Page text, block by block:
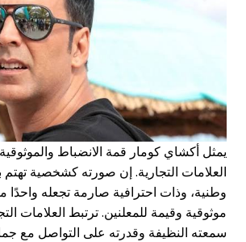
يمثل أكشاي كومار قمة الانضباط
العلامات التجارية. إن صورته كشخصية تهتم
وطنية، وذات احترافية صارمة تجعله واحدًا
موثوقية وقيمة للمعلنين. ترتبط العلامات
سمعته النظيفة وقدرته على التواصل مع